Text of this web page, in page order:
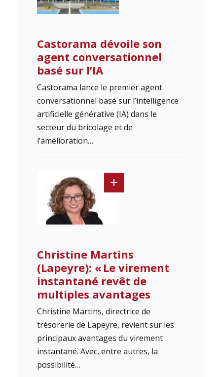
Castorama dévoile son
agent conversationnel
basé sur l’IA
Castorama lance le premier agent
conversationnel basé sur l’intelligence
artificielle générative (IA) dans le
secteur du bricolage et de
l’amélioration…
Christine Martins
(Lapeyre): « Le virement
instantané revêt de
multiples avantages
Christine Martins, directrice de
trésorerie de Lapeyre, revient sur les
principaux avantages du virement
instantané. Avec, entre autres, la
possibilité…